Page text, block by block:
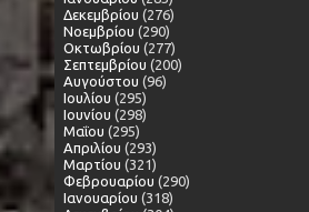
Δεκεμβρίου (276)
Νοεμβρίου (290)
Οκτωβρίου (277)
Σεπτεμβρίου (200)
Αυγούστου (96)
Ιουλίου (295)
Ιουνίου (298)
Μαΐου (295)
Απριλίου (293)
Μαρτίου (321)
Φεβρουαρίου (290)
Ιανουαρίου (318)